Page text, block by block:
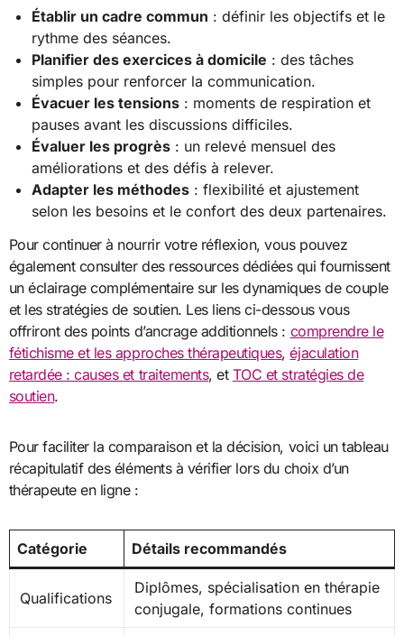
Établir un cadre commun : définir les objectifs et le
rythme des séances.
Planifier des exercices à domicile : des tâches
simples pour renforcer la communication.
Évacuer les tensions : moments de respiration et
pauses avant les discussions difficiles.
Évaluer les progrès : un relevé mensuel des
améliorations et des défis à relever.
Adapter les méthodes : flexibilité et ajustement
selon les besoins et le confort des deux partenaires.
Pour continuer à nourrir votre réflexion, vous pouvez
également consulter des ressources dédiées qui fournissent
un éclairage complémentaire sur les dynamiques de couple
et les stratégies de soutien. Les liens ci-dessous vous
offriront des points d’ancrage additionnels : comprendre le
fétichisme et les approches thérapeutiques,éjaculation
retardée : causes et traitements, et TOC et stratégies de
soutien.
Pour faciliter la comparaison et la décision, voici un tableau
récapitulatif des éléments à vérifier lors du choix d’un
thérapeute en ligne :
Catégorie Détails recommandés
Qualifications
Diplômes, spécialisation en thérapie
conjugale, formations continues